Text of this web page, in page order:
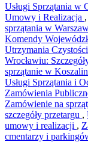
Usługi Sprzątania w
Umowy i Realizacja ,
sprzątania w
Komendy
Utrzymania
Wrocławiu:
sprzątanie w
Usługi Sprzątania i
Zamówienia
Zamówienie na
szczegóły przetargu ,
umowy i realizacji ,
cmentarzy i